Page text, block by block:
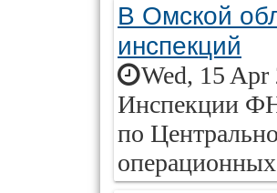
В Омской
инспекций
Wed, 15 Apr
Инспекции
по
операционных